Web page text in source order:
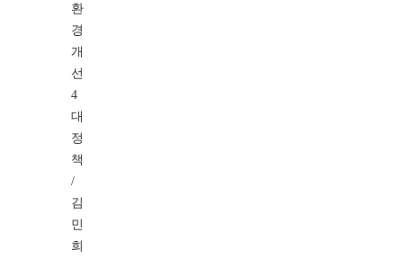
환
경
개
선
4
대
정
책
/
김
민
희